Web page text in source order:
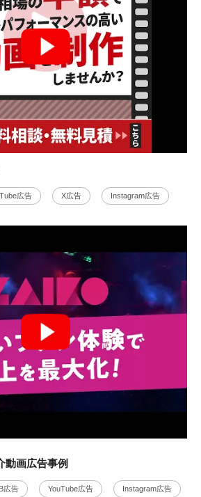
広告 X広告 Instagram広告
動画広告事例
広告 YouTube広告 Instagram広告
画の制作背景をみる
画広告事例
広告 YouTube広告
画の制作背景をみる
例
・製品紹介 動画撮影
画の制作背景をみる
事例